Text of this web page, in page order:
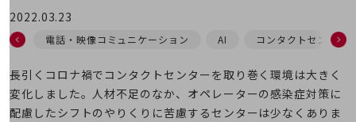
カテゴリーで探すTOP
クラウド・データセンター
電話・映像コミュニケーション
2022.03.23
電話・映像コミュニケーション AI コンタクトセンター
長引くコロナ禍でコンタクトセンターを取り巻く環境は大きく
変化しました。人材不足のなか、オペレーターの感染症対策に
配慮したシフトのやりくりに苦慮するセンターは少なくありま